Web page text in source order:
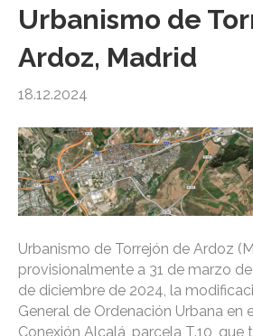
Urbanismo de
Ardoz, Madrid
18.12.2024
Urbanismo de Torrejón de Ardoz
provisionalmente a 31 de marzo
de diciembre de 2024, la
General de Ordenación Urbana en
Conexión Alcalá, parcela T.10,